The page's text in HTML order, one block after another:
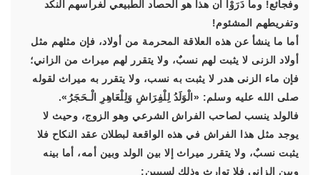
وفجائع! وما دَرَوْا أن هذا هو الحصاد الطبيعي لغراسهم النكد
وتفريطهم المشئوم!
أما ما ينشأ عن هذه العلاقة المحرمة من أولاد، فإن مثلهم مثل
أولاد الزنى لا يثبت لهم نسبٌ، ولا يتقرر لهم ميراث من الزاني؛
فإن ماء الزنى هدر لا يثبت به نسب، ولا يتقرر به ميراث لقوله
صلى الله عليه وسلم: «الْوَلَدُ لِلْفِرَاشِ وَلِلْعَاهِرِ الْـحَجَرُ».
فالولد ينسب لصاحب الفراش الشرعي وهو الزوج، وحيث لا
يوجد مثل هذا الفراش في هذه الواقعة لبطلان عقد النكاح فلا
يثبت نسبٌ، ولا يتقرر ميراث إلا بين الولد وبين أمه، أما بينه
وبين الزاني فلا توارث وذلك لسببين: